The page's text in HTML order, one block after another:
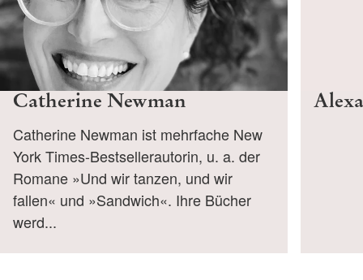
Catherine Newman
Catherine Newman ist mehrfache New
York Times-Bestsellerautorin, u. a. der
Romane »Und wir tanzen, und wir
fallen« und »Sandwich«. Ihre Bücher
werd...